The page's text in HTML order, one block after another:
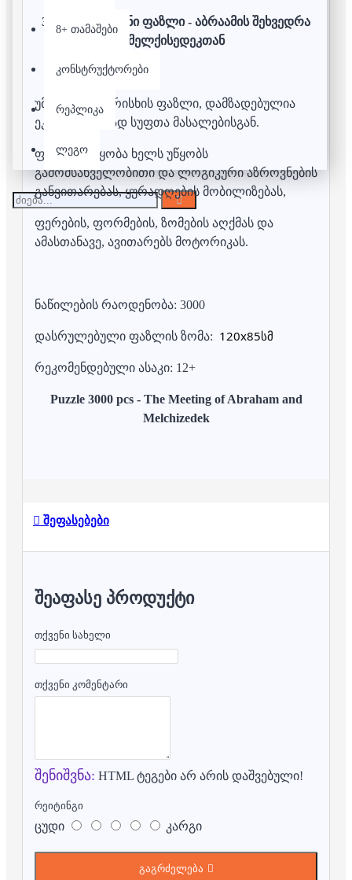
8+ თამაშები
კონსტრუქტორები
რეპლიკა
ლეგო
3000 დეტალიანი ფაზლი - აბრაამის შეხვედრა
მელქისედეკთან
უმაღლესი ხარისხის ფაზლი, დამზადებულია
ეკოლოგიურად სუფთა მასალებისგან.
ფაზლის აწყობა ხელს უწყობს
გამომსახველობითი და ლოგიკური აზროვნების
განვითარებას, ყურადღების მობილიზებას,
ფერების, ფორმების, ზომების აღქმას და
ამასთანავე, ავითარებს მოტორიკას.
ნაწილების რაოდენობა: 3000
დასრულებული ფაზლის ზომა: 120x85სმ
რეკომენდებული ასაკი: 12+
Puzzle 3000 pcs - The Meeting of Abraham and
Melchizedek
შეფასებები
ᲨᲔᲐᲤᲐᲡᲔ ᲞᲠᲝᲓᲣᲥᲢᲘ
თქვენი სახელი
თქვენი კომენტარი
შენიშვნა: HTML ტეგები არ არის დაშვებული!
რეიტინგი
ცუდი კარგი
გაგრძელება